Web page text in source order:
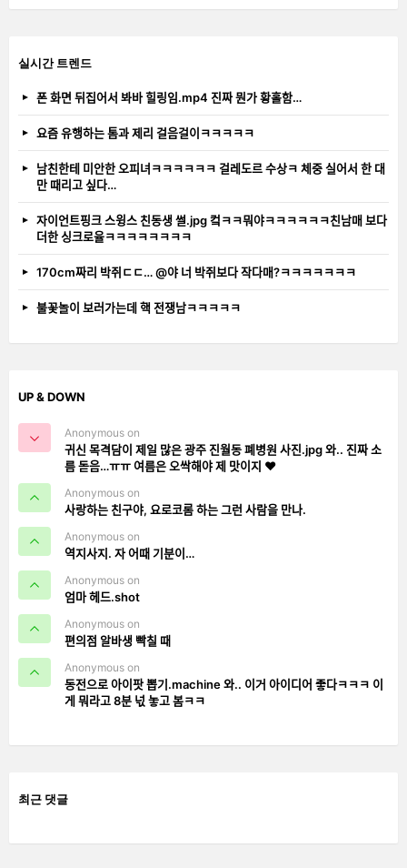
실시간 트렌드
폰 화면 뒤집어서 봐바 힐링임.mp4 진짜 뭔가 황홀함…
요즘 유행하는 톰과 제리 걸음걸이ㅋㅋㅋㅋㅋ
남친한테 미안한 오피녀ㅋㅋㅋㅋㅋㅋ 걸레도르 수상ㅋ 체중 실어서 한 대
만 때리고 싶다…
자이언트핑크 스윙스 친동생 썰.jpg 컼ㅋㅋ뭐야ㅋㅋㅋㅋㅋㅋ친남매 보다
더한 싱크로율ㅋㅋㅋㅋㅋㅋㅋㅋ
170cm짜리 박쥐ㄷㄷ… @야 너 박쥐보다 작다매?ㅋㅋㅋㅋㅋㅋㅋ
불꽃놀이 보러가는데 핵 전쟁남ㅋㅋㅋㅋㅋ
UP & DOWN
Anonymous on
귀신 목격담이 제일 많은 광주 진월동 폐병원 사진.jpg 와.. 진짜 소
름 돋음…ㅠㅠ 여름은 오싹해야 제 맛이지 ❤️
Anonymous on
사랑하는 친구야, 요로코롬 하는 그런 사람을 만나.
Anonymous on
역지사지. 자 어때 기분이…
Anonymous on
엄마 헤드.shot
Anonymous on
편의점 알바생 빡칠 때
Anonymous on
동전으로 아이팟 뽑기.machine 와.. 이거 아이디어 좋다ㅋㅋㅋ 이
게 뭐라고 8분 넋 놓고 봄ㅋㅋ
최근 댓글